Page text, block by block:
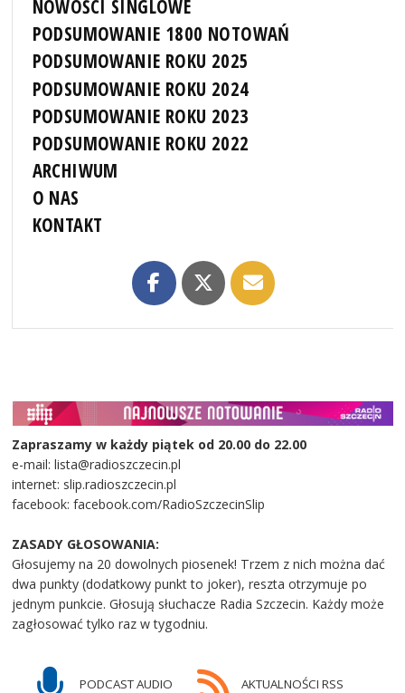
NOWOŚCI SINGLOWE
PODSUMOWANIE 1800 NOTOWAŃ
PODSUMOWANIE ROKU 2025
PODSUMOWANIE ROKU 2024
PODSUMOWANIE ROKU 2023
PODSUMOWANIE ROKU 2022
ARCHIWUM
O NAS
KONTAKT
Zapraszamy w każdy piątek od 20.00 do 22.00
e-mail: lista@radioszczecin.pl
internet: slip.radioszczecin.pl
facebook: facebook.com/RadioSzczecinSlip
ZASADY GŁOSOWANIA:
Głosujemy na 20 dowolnych piosenek! Trzem z nich można dać
dwa punkty (dodatkowy punkt to joker), reszta otrzymuje po
jednym punkcie. Głosują słuchacze Radia Szczecin. Każdy może
zagłosować tylko raz w tygodniu.
PODCAST AUDIO AKTUALNOŚCI RSS